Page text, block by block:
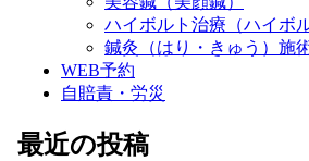
ハイボルト治療（ハイボ
鍼灸（はり・きゅう）施
WEB予約
自賠責・労災
最近の投稿